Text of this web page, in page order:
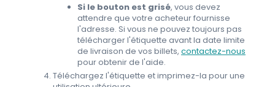
Si le bouton est grisé, vous devez
attendre que votre acheteur fournisse
l'adresse. Si vous ne pouvez toujours pas
télécharger l'étiquette avant la date limite
de livraison de vos billets, contactez-nous
pour obtenir de l'aide.
Téléchargez l'étiquette et imprimez-la pour une